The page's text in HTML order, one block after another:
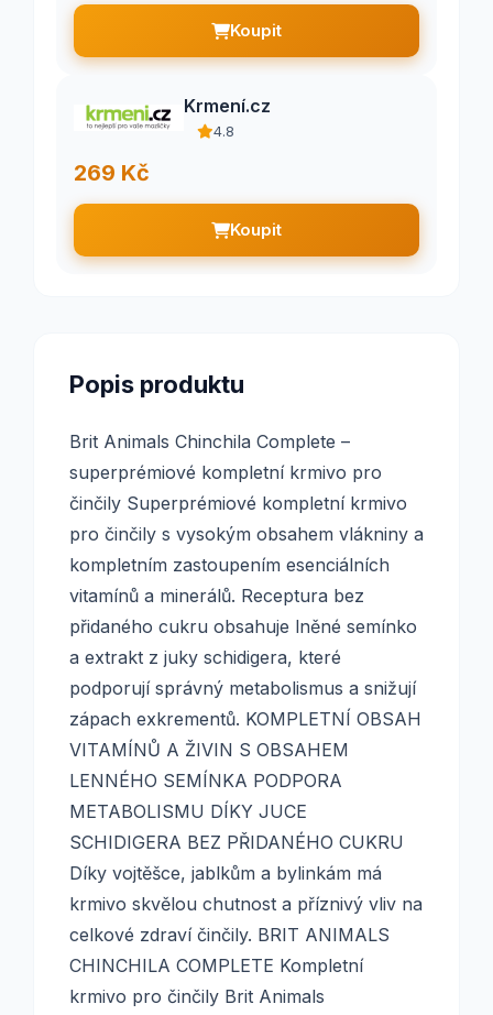
Koupit
Krmení.cz
4.8
269 Kč
Koupit
Popis produktu
Brit Animals Chinchila Complete –
superprémiové kompletní krmivo pro
činčily Superprémiové kompletní krmivo
pro činčily s vysokým obsahem vlákniny a
kompletním zastoupením esenciálních
vitamínů a minerálů. Receptura bez
přidaného cukru obsahuje lněné semínko
a extrakt z juky schidigera, které
podporují správný metabolismus a snižují
zápach exkrementů. KOMPLETNÍ OBSAH
VITAMÍNŮ A ŽIVIN S OBSAHEM
LENNÉHO SEMÍNKA PODPORA
METABOLISMU DÍKY JUCE
SCHIDIGERA BEZ PŘIDANÉHO CUKRU
Díky vojtěšce, jablkům a bylinkám má
krmivo skvělou chutnost a příznivý vliv na
celkové zdraví činčily. BRIT ANIMALS
CHINCHILA COMPLETE Kompletní
krmivo pro činčily Brit Animals